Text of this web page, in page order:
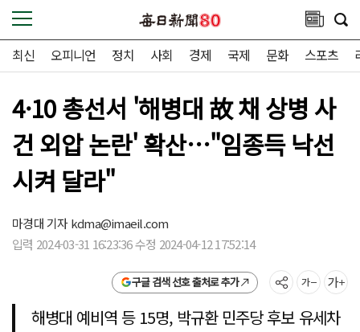
최신 오피니언 정치 사회 경제 국제 문화 스포츠
4·10 총선서 '해병대 故 채 상병 사
건 외압 논란' 확산…"임종득 낙선
시켜 달라"
마경대 기자kdma@imaeil.com
입력 2024-03-31 16:23:36 수정 2024-04-12 17:52:14
구글 검색 선호 출처로 추가
해병대 예비역 등 15명, 박규환 민주당 후보 유세차